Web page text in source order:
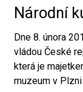
Národní
Dne 8. února
vládou České
která je
muzeum v